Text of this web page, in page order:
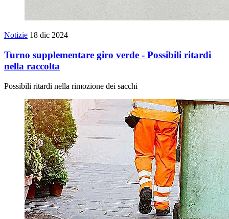
Notizie 18 dic 2024
Turno supplementare giro verde - Possibili ritardi
nella raccolta
Possibili ritardi nella rimozione dei sacchi